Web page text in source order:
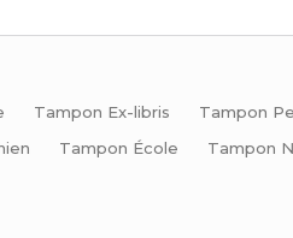
Tampon Ex-libris
Tampon
Tampon École Tampon